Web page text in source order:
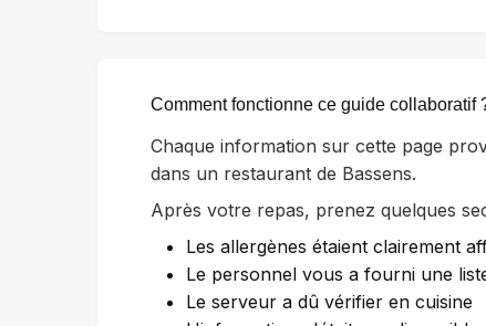
Comment fonctionne ce guide collaboratif
Chaque information sur cette page
dans un restaurant de Bassens.
Après votre repas, prenez quelques
Les allergènes étaient clairement
Le personnel vous a fourni une
Le serveur a dû vérifier en cuisine